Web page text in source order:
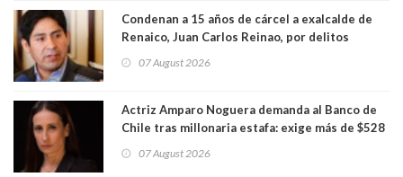
Condenan a 15 años de cárcel a exalcalde de
Renaico, Juan Carlos Reinao, por delitos
07 August 2026
Actriz Amparo Noguera demanda al Banco de
Chile tras millonaria estafa: exige más de $528
07 August 2026